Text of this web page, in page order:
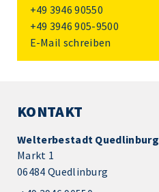
+49 3946 90550
+49 3946 905-9500
E-Mail schreiben
KONTAKT
Welterbestadt Quedlinburg
Markt 1
06484 Quedlinburg